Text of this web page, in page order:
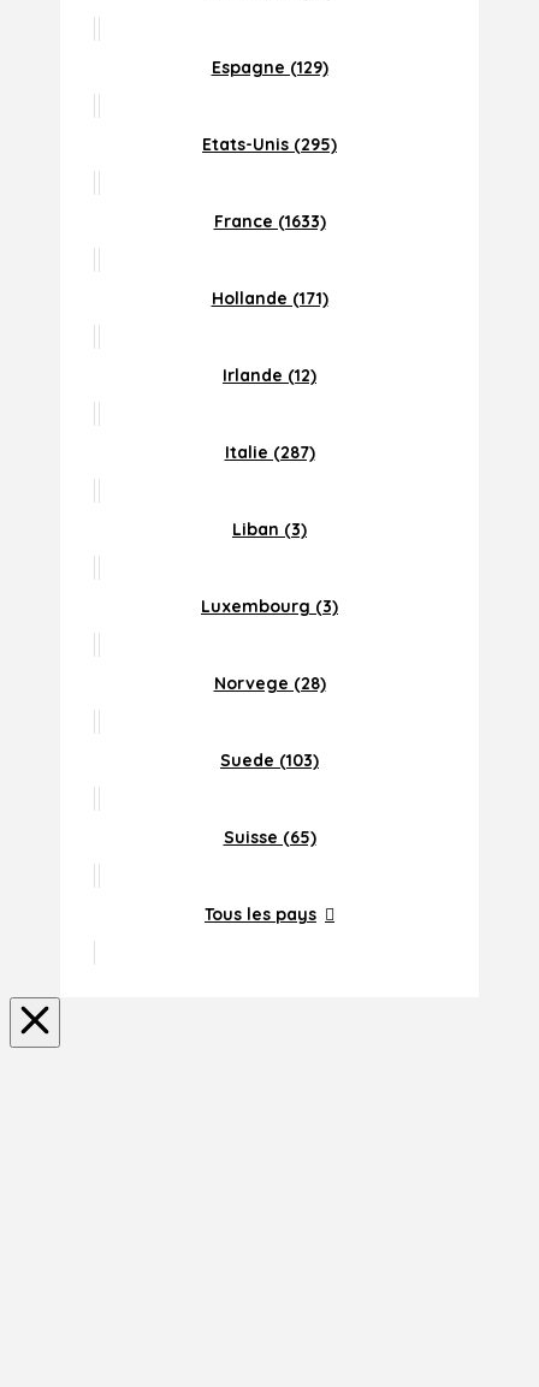
Espagne (129)
Etats-Unis (295)
France (1633)
Hollande (171)
Irlande (12)
Italie (287)
Liban (3)
Luxembourg (3)
Norvege (28)
Suede (103)
Suisse (65)
Tous les pays